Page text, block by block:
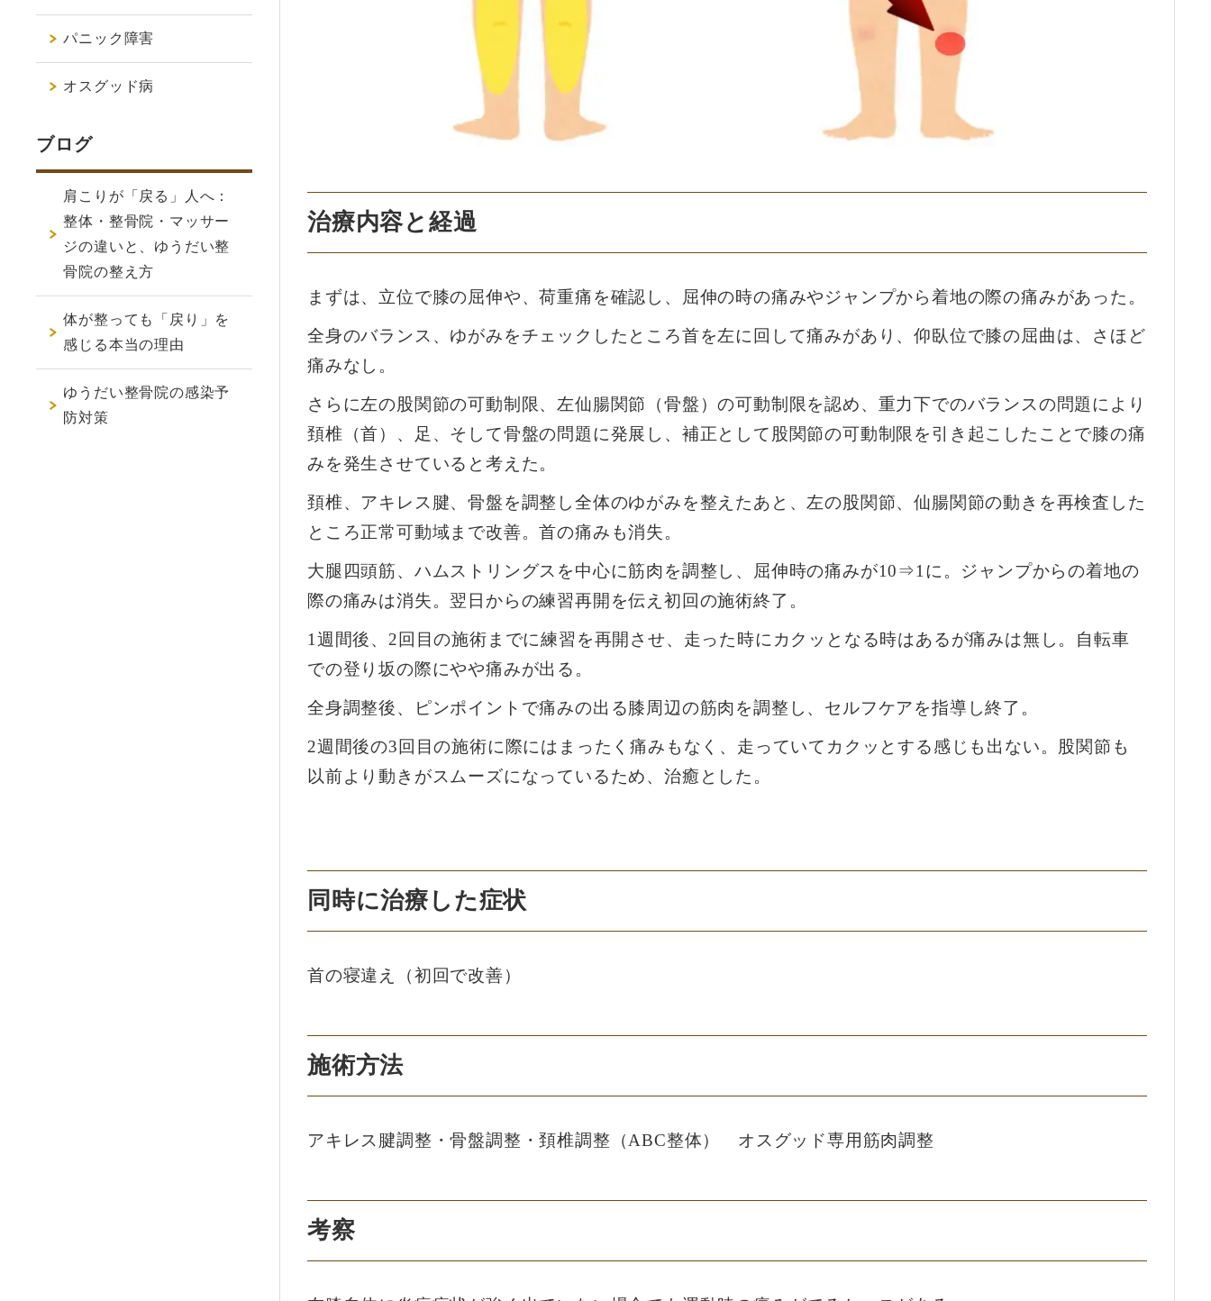
治療内容と経過
まずは、立位で膝の屈伸や、荷重痛を確認し、屈伸の時の痛みやジャンプから着地の際の痛みがあった。
全身のバランス、ゆがみをチェックしたところ首を左に回して痛みがあり、仰臥位で膝の屈曲は、さほど
痛みなし。
さらに左の股関節の可動制限、左仙腸関節（骨盤）の可動制限を認め、重力下でのバランスの問題により
頚椎（首）、足、そして骨盤の問題に発展し、補正として股関節の可動制限を引き起こしたことで膝の痛
みを発生させていると考えた。
頚椎、アキレス腱、骨盤を調整し全体のゆがみを整えたあと、左の股関節、仙腸関節の動きを再検査した
ところ正常可動域まで改善。首の痛みも消失。
大腿四頭筋、ハムストリングスを中心に筋肉を調整し、屈伸時の痛みが10⇒1に。ジャンプからの着地の
際の痛みは消失。翌日からの練習再開を伝え初回の施術終了。
1週間後、2回目の施術までに練習を再開させ、走った時にカクッとなる時はあるが痛みは無し。自転車
での登り坂の際にやや痛みが出る。
全身調整後、ピンポイントで痛みの出る膝周辺の筋肉を調整し、セルフケアを指導し終了。
2週間後の3回目の施術に際にはまったく痛みもなく、走っていてカクッとする感じも出ない。股関節も
以前より動きがスムーズになっているため、治癒とした。
同時に治療した症状
首の寝違え（初回で改善）
施術方法
アキレス腱調整・骨盤調整・頚椎調整（ABC整体） オスグッド専用筋肉調整
考察
パニック障害
オスグッド病
ブログ
肩こりが「戻る」人へ：
整体・整骨院・マッサー
ジの違いと、ゆうだい整
骨院の整え方
体が整っても「戻り」を
感じる本当の理由
ゆうだい整骨院の感染予
防対策